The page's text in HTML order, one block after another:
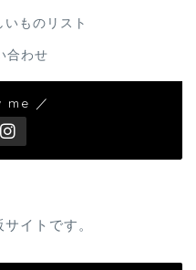
ものリスト
合わせ
me ／
イトです。